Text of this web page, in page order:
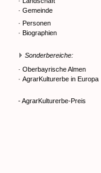
· Gemeinde
· Personen
· Biographien
Sonderbereiche:
· Oberbayrische Almen
· AgrarKulturerbe in Europa
- AgrarKulturerbe-Preis